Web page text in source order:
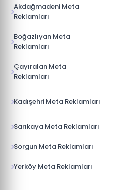
Akdağmadeni Meta
Reklamları
Boğazlıyan Meta
Reklamları
Çayıralan Meta
Reklamları
Kadışehri Meta Reklamları
Sarıkaya Meta Reklamları
Sorgun Meta Reklamları
Yerköy Meta Reklamları